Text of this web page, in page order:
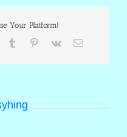
Your Platform!
Tumblr Pinterest
Vk Email